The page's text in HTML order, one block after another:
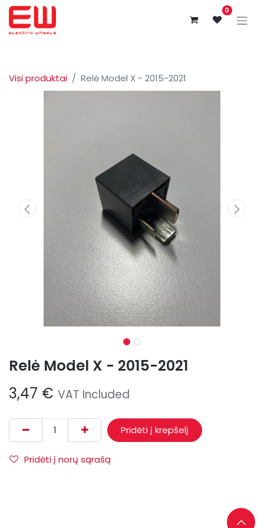
0
Visi produktai Relė Model X - 2015-2021
Relė Model X - 2015-2021
3,47 € VAT Included
Pridėti į krepšelį
Pridėti į norų sąrašą